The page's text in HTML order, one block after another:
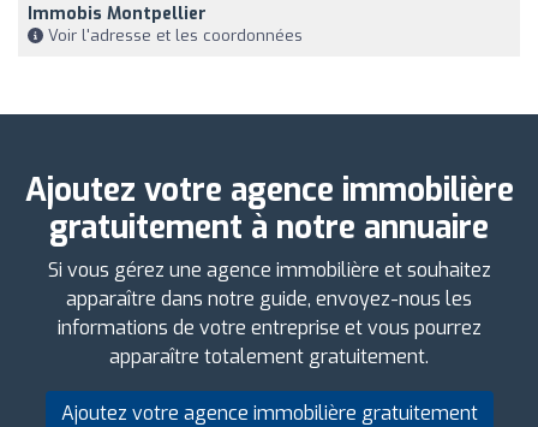
Immobis Montpellier
Voir l'adresse et les coordonnées
Ajoutez votre agence immobilière
gratuitement à notre annuaire
Si vous gérez une agence immobilière et souhaitez
apparaître dans notre guide, envoyez-nous les
informations de votre entreprise et vous pourrez
apparaître totalement gratuitement.
Ajoutez votre agence immobilière gratuitement